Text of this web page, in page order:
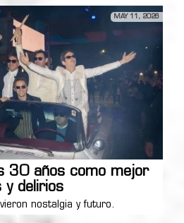
MAY 11, 2026
30 años como mejor
y delirios
nostalgia y futuro.